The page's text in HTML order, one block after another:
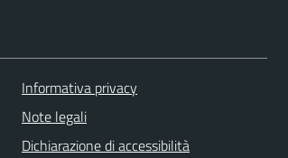
Informativa privacy
Note legali
Dichiarazione di accessibilità